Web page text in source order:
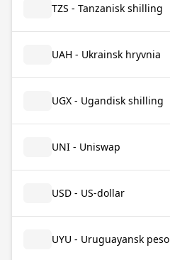
TZS - Tanzanisk shilling
UAH - Ukrainsk hryvnia
UGX - Ugandisk shilling
UNI - Uniswap
USD - US-dollar
UYU - Uruguayansk peso